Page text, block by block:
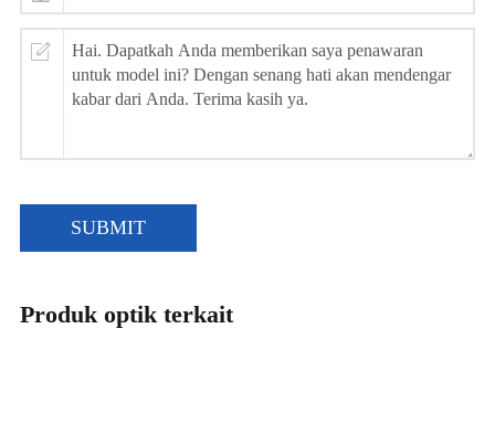
SUBMIT
Produk optik terkait